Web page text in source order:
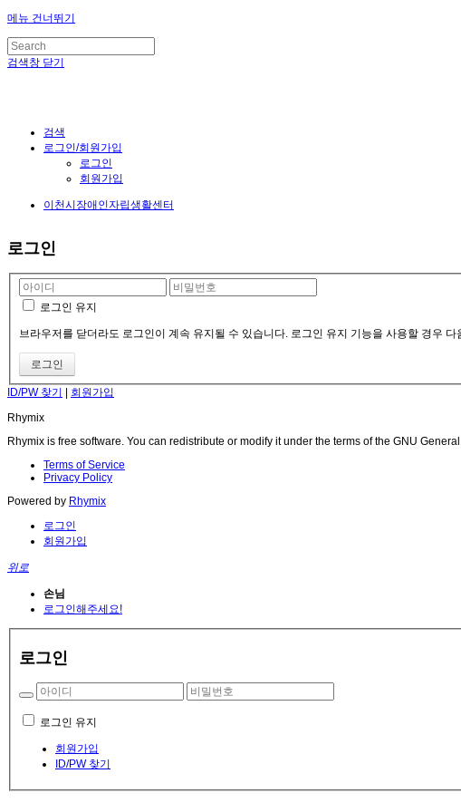
메뉴 건너뛰기
검색창 닫기
검색
로그인/회원가입
로그인
회원가입
이천시장애인자립생활센터
로그인
로그인 유지
브라우저를 닫더라도 로그인이 계속 유지될 수 있습니다. 로그인 유지 기능을 사용할 경우
ID/PW 찾기 | 회원가입
Rhymix
Rhymix is free software. You can redistribute or modify it under the terms of the GNU
Terms of Service
Privacy Policy
Powered by Rhymix
로그인
회원가입
위로
손님
로그인해주세요!
로그인
로그인 유지
회원가입
ID/PW 찾기